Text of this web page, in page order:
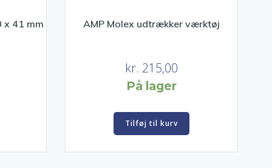
x 41 mm
AMP Molex udtrækker værktøj
kr. 215,00
På lager
Tilføj til kurv